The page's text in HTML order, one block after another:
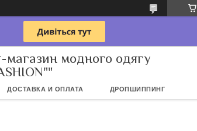
магазин модного одягу
ДОСТАВКА И ОПЛАТА ДРОПШИППИНГ